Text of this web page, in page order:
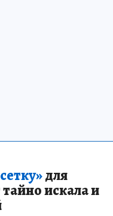
для
искала и